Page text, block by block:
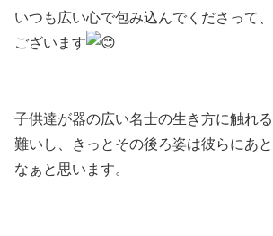
いつも広い心で包み込んでくださって
ございます
子供達が器の広い名士の生き方に触れ
難いし、きっとその後ろ姿は彼らにあ
なぁと思います。